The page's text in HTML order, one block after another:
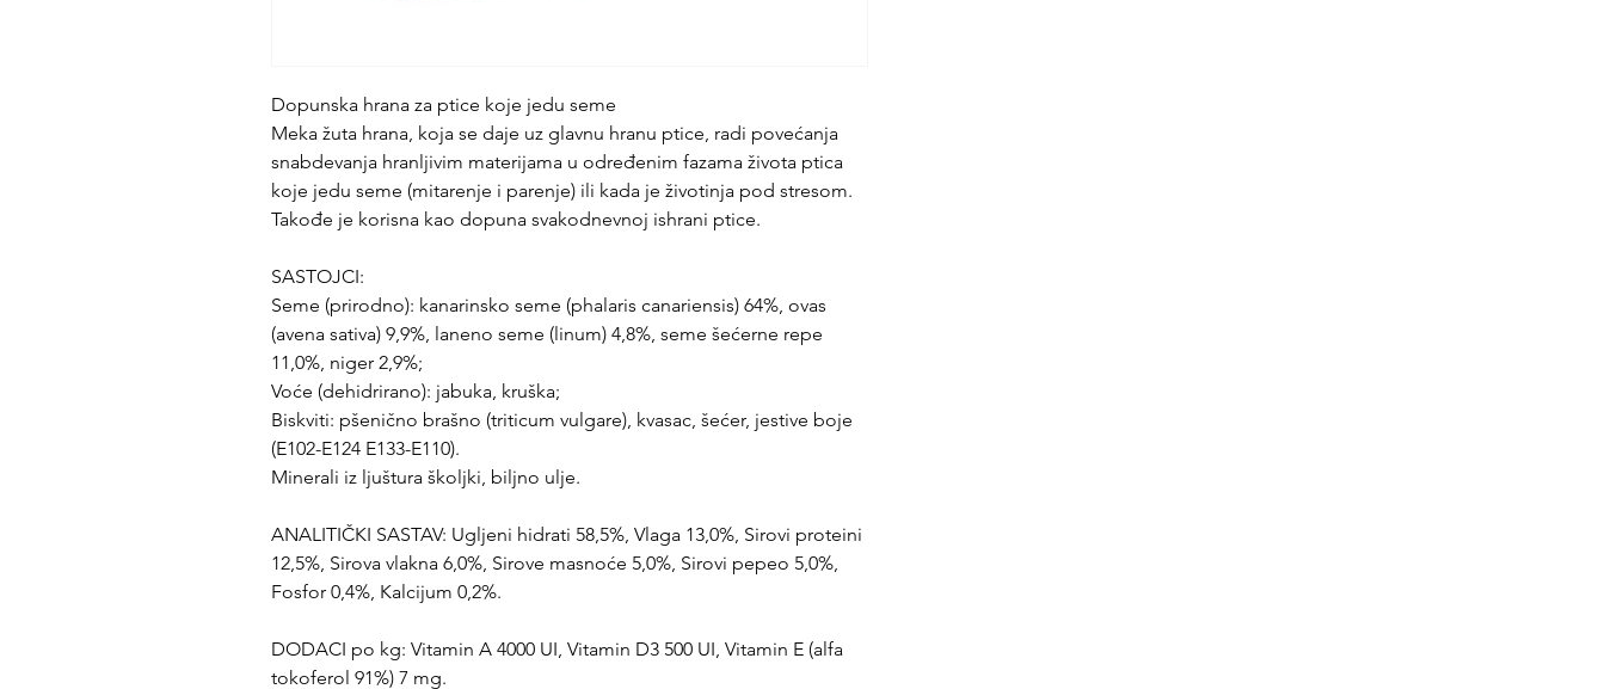
Dopunska hrana za ptice koje jedu seme
Meka žuta hrana, koja se daje uz glavnu hranu ptice, radi povećanja
snabdevanja hranljivim materijama u određenim fazama života ptica
koje jedu seme (mitarenje i parenje) ili kada je životinja pod stresom.
Takođe je korisna kao dopuna svakodnevnoj ishrani ptice.
SASTOJCI:
Seme (prirodno): kanarinsko seme (phalaris canariensis) 64%, ovas
(avena sativa) 9,9%, laneno seme (linum) 4,8%, seme šećerne repe
11,0%, niger 2,9%;
Voće (dehidrirano): jabuka, kruška;
Biskviti: pšenično brašno (triticum vulgare), kvasac, šećer, jestive boje
(E102-E124 E133-E110).
Minerali iz ljuštura školjki, biljno ulje.
ANALITIČKI SASTAV: Ugljeni hidrati 58,5%, Vlaga 13,0%, Sirovi proteini
12,5%, Sirova vlakna 6,0%, Sirove masnoće 5,0%, Sirovi pepeo 5,0%,
Fosfor 0,4%, Kalcijum 0,2%.
DODACI po kg: Vitamin A 4000 UI, Vitamin D3 500 UI, Vitamin E (alfa
tokoferol 91%) 7 mg.